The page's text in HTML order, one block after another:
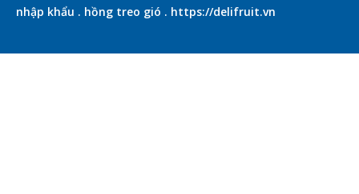
nhập khẩu . hồng treo gió . https://delifruit.vn